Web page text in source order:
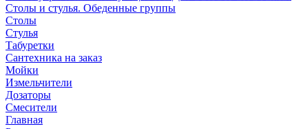
Столы и стулья. Обеденные группы
Столы
Стулья
Табуретки
Сантехника на заказ
Мойки
Измельчители
Дозаторы
Смесители
Главная